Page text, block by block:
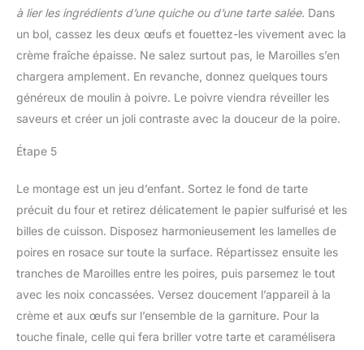
à lier les ingrédients d’une quiche ou d’une tarte salée. Dans
un bol, cassez les deux œufs et fouettez-les vivement avec la
crème fraîche épaisse. Ne salez surtout pas, le Maroilles s’en
chargera amplement. En revanche, donnez quelques tours
généreux de moulin à poivre. Le poivre viendra réveiller les
saveurs et créer un joli contraste avec la douceur de la poire.
Étape 5
Le montage est un jeu d’enfant. Sortez le fond de tarte
précuit du four et retirez délicatement le papier sulfurisé et les
billes de cuisson. Disposez harmonieusement les lamelles de
poires en rosace sur toute la surface. Répartissez ensuite les
tranches de Maroilles entre les poires, puis parsemez le tout
avec les noix concassées. Versez doucement l’appareil à la
crème et aux œufs sur l’ensemble de la garniture. Pour la
touche finale, celle qui fera briller votre tarte et caramélisera